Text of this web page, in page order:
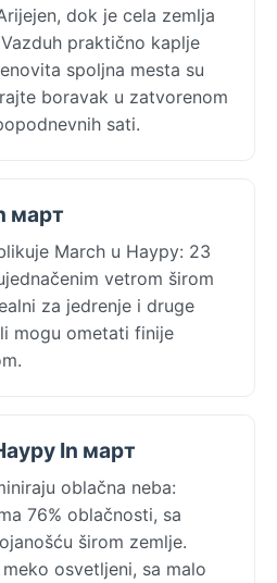
dok je cela zemlja
praktično kaplje
spoljna mesta su
boravak u zatvorenom
sati.
март
March u Науру: 23
vetrom širom
za jedrenje i druge
mogu ometati finije
In март
oblačna neba:
76% oblačnosti, sa
širom zemlje.
osvetljeni, sa malo